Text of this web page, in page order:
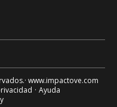
www.impactove.com
· Ayuda